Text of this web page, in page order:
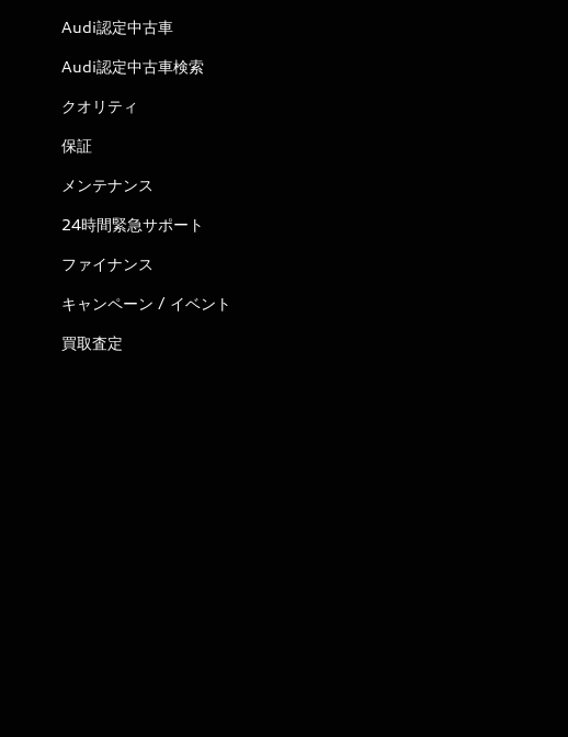
Audi認定中古車
Audi認定中古車検索
クオリティ
保証
メンテナンス
24時間緊急サポート
ファイナンス
キャンペーン / イベント
買取査定